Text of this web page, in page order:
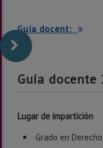
Guía docent:
Guía docente
Lugar de impartición
Grado en Derecho